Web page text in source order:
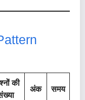
की
अंक समय